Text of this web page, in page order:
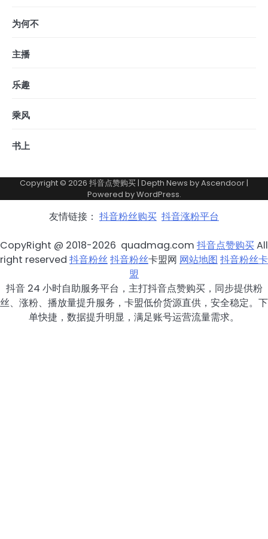
为何不
主播
乐趣
乘风
书上
Copyright © 2026 抖音点赞购买| Depth News byAscendoor|
Powered byWordPress.
友情链接： 抖音粉丝购买 抖音涨粉平台
CopyRight @ 2018-2026 quadmag.com 抖音点赞购买All
right reserved 抖音粉丝抖音粉丝卡盟网 网站地图 抖音粉丝卡
盟
抖音 24 小时自助服务平台，主打抖音点赞购买，同步提供粉
丝、涨粉、播放量提升服务，卡盟低价货源直供，安全稳定。下
单快捷，数据提升明显，满足账号运营流量需求。